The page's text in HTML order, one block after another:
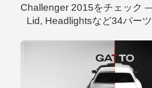
Challenger 2015をチェック
Lid, Headlightsなど34パー